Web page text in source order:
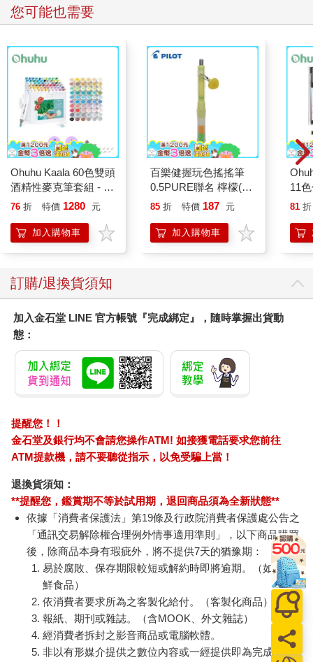
您可能也需要
Ohuhu Kaala 60色雙頭
酒精性麥克筆套組 - 風
景色系
76 折 特價 1280 元
加入購物車
百樂健握玩色搖搖筆
0.5PURE聯名 檸檬(限
量)
85 折 特價 187 元
加入購物車
11
支黑
81 折
訂購/退換貨須知
加入金石堂 LINE 官方帳號『完成綁定』，隨時掌握出貨動
態：
提醒您！！
金石堂及銀行均不會請您操作ATM! 如接獲電話要求您前往
ATM提款機，請不要聽從指示，以免受騙上當！
退換貨須知：
**提醒您，鑑賞期不等於試用期，退回商品須為全新狀態**
依據「消費者保護法」第19條及行政院消費者保護處公告之
「通訊交易解除權合理例外情事適用準則」，以下商品購買
後，除商品本身有瑕疵外，將不提供7天的猶豫期：
易於腐敗、保存期限較短或解約時即將逾期。（如：生
鮮食品）
依消費者要求所為之客製化給付。（客製化商品）
報紙、期刊或雜誌。（含MOOK、外文雜誌）
經消費者拆封之影音商品或電腦軟體。
非以有形媒介提供之數位內容或一經提供即為完成之線